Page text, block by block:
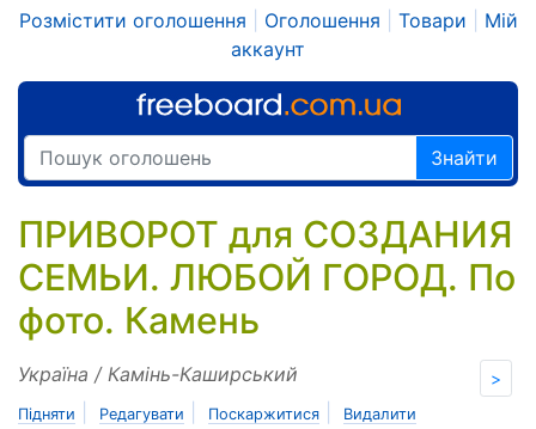
Розмістити оголошення Оголошення Товари
Мій
аккаунт
Знайти
ПРИВОРОТ для СОЗДАНИЯ
СЕМЬИ. ЛЮБОЙ ГОРОД. По
фото. Камень
>
Україна / Камінь-Каширський
Підняти Редагувати Поскаржитися Видалити